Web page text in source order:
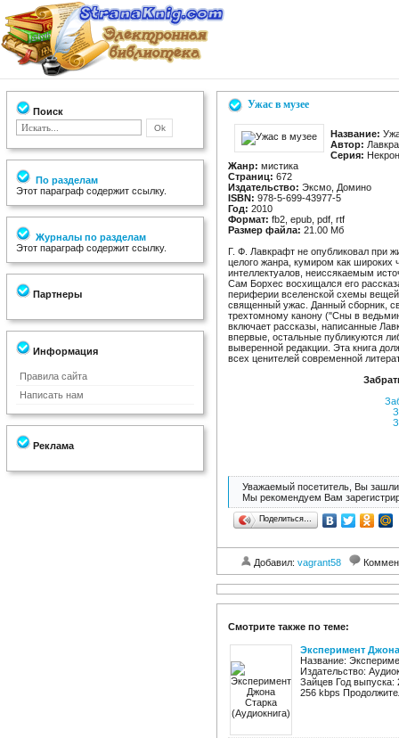
Поиск
По разделам
Этот параграф содержит ссылку.
Журналы по разделам
Этот параграф содержит ссылку.
Партнеры
Информация
Правила сайта
Написать нам
Реклама
Ужас в музее
Название:
Автор:
Серия:
Жанр: мистика
Страниц: 672
Издательство: Эксмо, Домино
ISBN: 978-5-699-43977-5
Год: 2010
Формат: fb2, epub, pdf, rtf
Размер файла: 21.00 Мб
Г. Ф. Лавкрафт не опубликовал при
целого жанра, кумиром как широких
интеллектуалов, неиссякаемым
Сам Борхес восхищался его
периферии вселенской схемы
священный ужас. Данный сборник,
трехтомному канону ("Сны в
включает рассказы, написанные
впервые, остальные публикуются
выверенной редакции. Эта книга
всех ценителей современной
Уважаемый посетитель, Вы зашли
Мы рекомендуем Вам
Поделиться…
Добавил: vagrant58
Смотрите также по теме:
Эксперимент
Название:
Издательство:
Зайцев Год выпуска:
256 kbps